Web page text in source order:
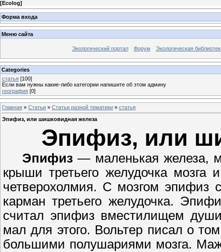
[Ecolog]
Форма входа
Меню сайта
Экологический портал Форум Экологическая
Categories
статья [100]
Если вам нужны какие-либо категории напишите об этом админу
география [0]
Главная » Статьи » Статьи разной тематики » статья
Эпифиз, или шишковидная железа
Эпифиз, или
Эпифиз — маленькая железа,
крыши третьего желудочка мозга
четверохолмия. С мозгом эпифиз
карман третьего желудочка.
считал эпифиз вместилищем
мал для этого. Вольтер писал о
большими полушариями мозга.